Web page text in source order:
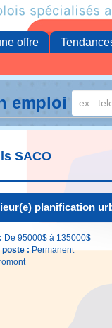
offre
emploi
SACO
planification
De 95000$ à 135000$
poste :Permanent